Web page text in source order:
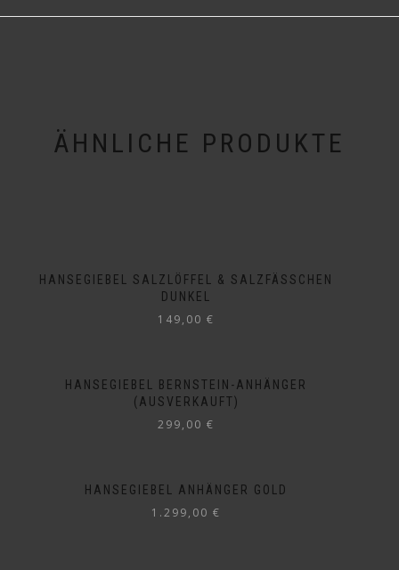
ÄHNLICHE PRODUKTE
HANSEGIEBEL SALZLÖFFEL & SALZFÄSSCHEN
DUNKEL
149,00 €
HANSEGIEBEL BERNSTEIN-ANHÄNGER
(AUSVERKAUFT)
299,00 €
HANSEGIEBEL ANHÄNGER GOLD
1.299,00 €